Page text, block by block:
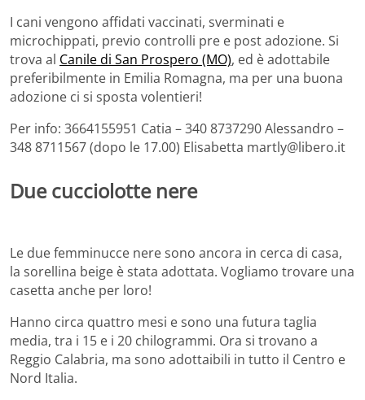
I cani vengono affidati vaccinati, sverminati e
microchippati, previo controlli pre e post adozione. Si
trova al Canile di San Prospero (MO), ed è adottabile
preferibilmente in Emilia Romagna, ma per una buona
adozione ci si sposta volentieri!
Per info: 3664155951 Catia – 340 8737290 Alessandro –
348 8711567 (dopo le 17.00) Elisabetta martly@libero.it
Due cucciolotte nere
Le due femminucce nere sono ancora in cerca di casa,
la sorellina beige è stata adottata. Vogliamo trovare una
casetta anche per loro!
Hanno circa quattro mesi e sono una futura taglia
media, tra i 15 e i 20 chilogrammi. Ora si trovano a
Reggio Calabria, ma sono adottaibili in tutto il Centro e
Nord Italia.